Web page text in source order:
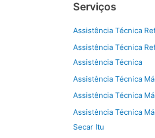
Serviços
Assistência Técnica
Assistência Técnica
Assistência Técnica
Assistência Técnica
Assistência Técnica
Assistência Técnica
Secar Itu